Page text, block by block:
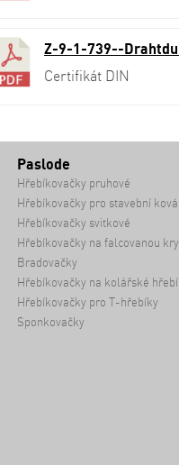
Z-9-1-739--
Certifikát DIN
Paslode
Hřebíkovačky pruhové
Hřebíkovačky pro stavební
Hřebíkovačky svitkové
Hřebíkovačky na falcovanou
Bradovačky
Hřebíkovačky na kolářské
Hřebíkovačky pro T-hřebíky
Sponkovačky